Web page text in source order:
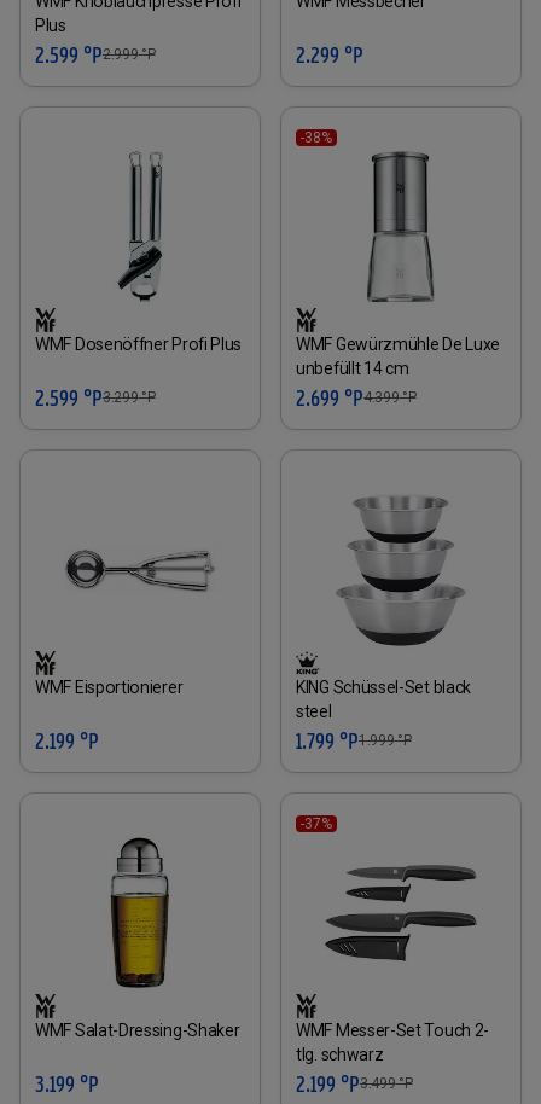
Plus
2.599 °P2.999°P 2.299 °P
WMF Dosenöffner Profi Plus
2.599 °P3.299°P
-38%
WMF Gewürzmühle De Luxe
unbefüllt 14 cm
2.699 °P4.399°P
WMF Eisportionierer
2.199 °P
KING Schüssel-Set black
steel
1.799 °P1.999°P
WMF Salat-Dressing-Shaker
3.199 °P
-37%
WMF Messer-Set Touch 2-
tlg. schwarz
2.199 °P3.499°P